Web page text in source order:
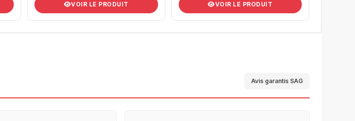
VOIR LE PRODUIT VOIR LE PRODUIT
Avis garantis SAG